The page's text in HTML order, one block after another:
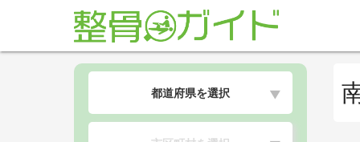
都道府県を選択 ▼